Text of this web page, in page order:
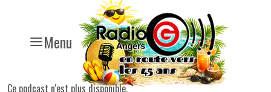
Menu
Ce podcast n'est plus disponible.